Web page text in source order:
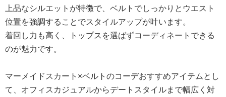
上品なシルエットが特徴で、ベルトでしっかりとウエスト
位置を強調することでスタイルアップが叶います。
着回し力も高く、トップスを選ばずコーディネートできる
のが魅力です。
マーメイドスカート×ベルトのコーデおすすめアイテムとし
て、オフィスカジュアルからデートスタイルまで幅広く対